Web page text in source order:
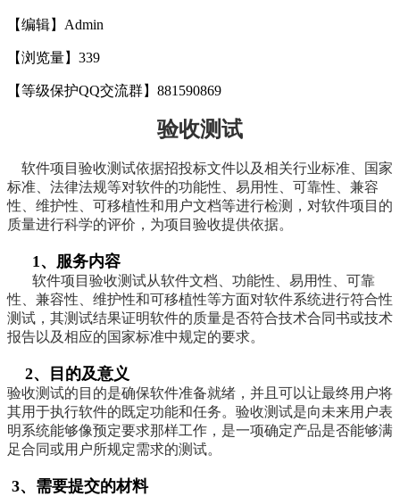
【编辑】Admin
【浏览量】 339
【等级保护QQ交流群】881590869
验收测试
软件项目验收测试依据招投标文件以及相关行业标准、国家
标准、法律法规等对软件的功能性、易用性、可靠性、兼容
性、维护性、可移植性和用户文档等进行检测，对软件项目的
质量进行科学的评价，为项目验收提供依据。
1、服务内容
软件项目验收测试从软件文档、功能性、易用性、可靠
性、兼容性、 维护性和可移植性等方面对软件系统进行符合性
测试，其测试结果证明软件的质量是否符合技术合同书或技术
报告以及相应的国家标准中规定的要求。
2、 目的及意义
验收测试的目的是确保软件准备就绪，并且可以让最终用户将
其用于执行软件的既定功能和任务。验收测试是向未来用户表
明系统能够像预定要求那样工作，是一项确定产品是否能够满
足合同或用户所规定需求的测试。
3、 需要提交的材料